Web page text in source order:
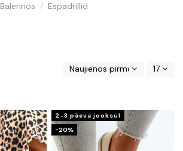
Balerinos Espadrillid
Naujienos pirmos 17
2-3 päeva jooksul
−20%